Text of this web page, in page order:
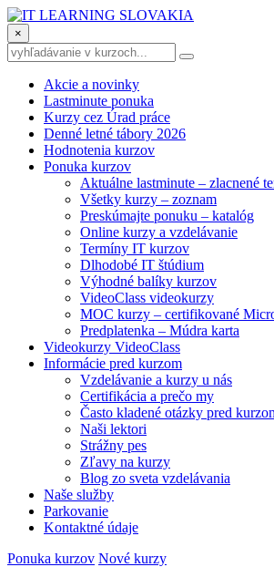
×
Akcie a novinky
Lastminute ponuka
Kurzy cez Úrad práce
Denné letné tábory 2026
Hodnotenia kurzov
Ponuka kurzov
Aktuálne lastminute – zlacnené
Všetky kurzy – zoznam
Preskúmajte ponuku – katalóg
Online kurzy a vzdelávanie
Termíny IT kurzov
Dlhodobé IT štúdium
Výhodné balíky kurzov
VideoClass videokurzy
MOC kurzy – certifikované
Predplatenka – Múdra karta
Videokurzy VideoClass
Informácie pred kurzom
Vzdelávanie a kurzy u nás
Certifikácia a prečo my
Často kladené otázky pred
Naši lektori
Strážny pes
Zľavy na kurzy
Blog zo sveta vzdelávania
Naše služby
Parkovanie
Kontaktné údaje
Ponuka kurzov Nové kurzy